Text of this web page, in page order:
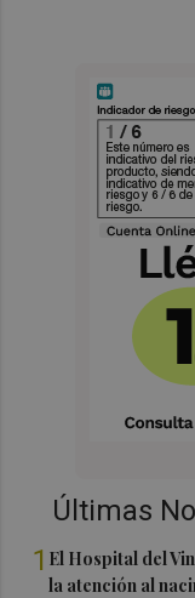
Últimas
1 El Hospital del
la atención al